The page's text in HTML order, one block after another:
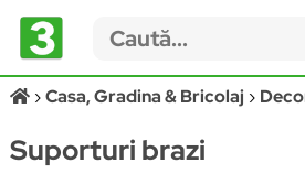
Casa, Gradina & Bricolaj
Suporturi brazi